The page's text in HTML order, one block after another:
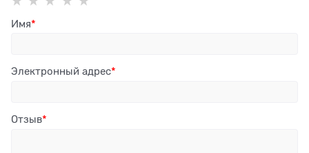
Имя
Электронный адрес
Отзыв